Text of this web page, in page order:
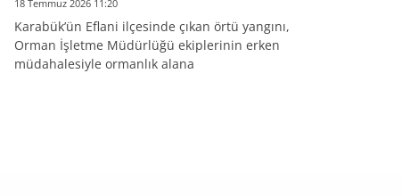
18 Temmuz 2026 11:20
Karabük’ün Eflani ilçesinde çıkan örtü yangını,
Orman İşletme Müdürlüğü ekiplerinin erken
müdahalesiyle ormanlık alana